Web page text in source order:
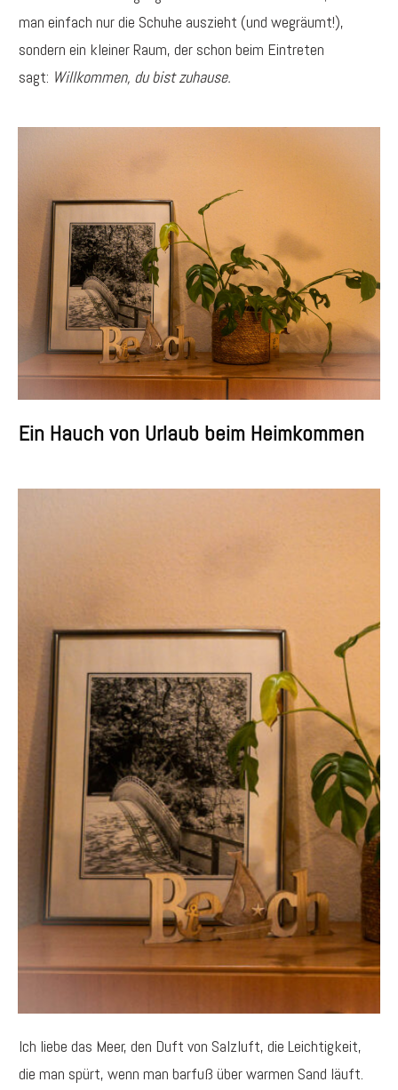
man einfach nur die Schuhe auszieht (und wegräumt!),
sondern ein kleiner Raum, der schon beim Eintreten
sagt: Willkommen, du bist zuhause.
Ein Hauch von Urlaub beim Heimkommen
Ich liebe das Meer, den Duft von Salzluft, die Leichtigkeit,
die man spürt, wenn man barfuß über warmen Sand läuft.